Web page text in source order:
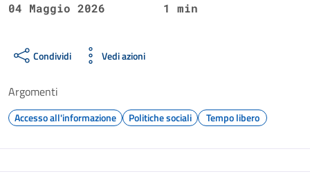
04 Maggio 2026
1 min
Condividi Vedi azioni
Argomenti
Accesso all'informazione Politiche sociali Tempo libero